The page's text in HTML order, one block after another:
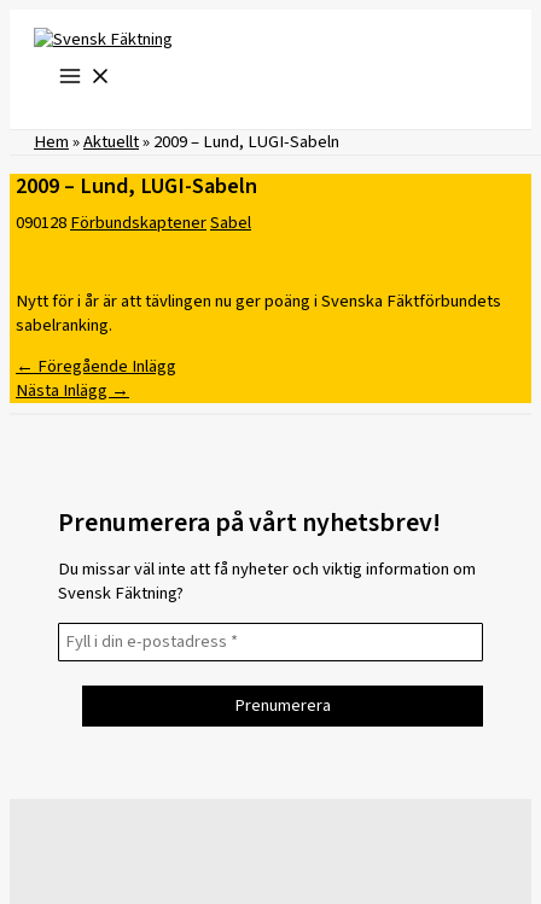
innehåll
Hem»Aktuellt»2009 – Lund, LUGI-Sabeln
2009 – Lund, LUGI-Sabeln
090128FörbundskaptenerSabel
Nytt för i år är att tävlingen nu ger poäng i Svenska Fäktförbundets
sabelranking.
←Föregående Inlägg
Nästa Inlägg→
Prenumerera på vårt nyhetsbrev!
Du missar väl inte att få nyheter och viktig information om
Svensk Fäktning?